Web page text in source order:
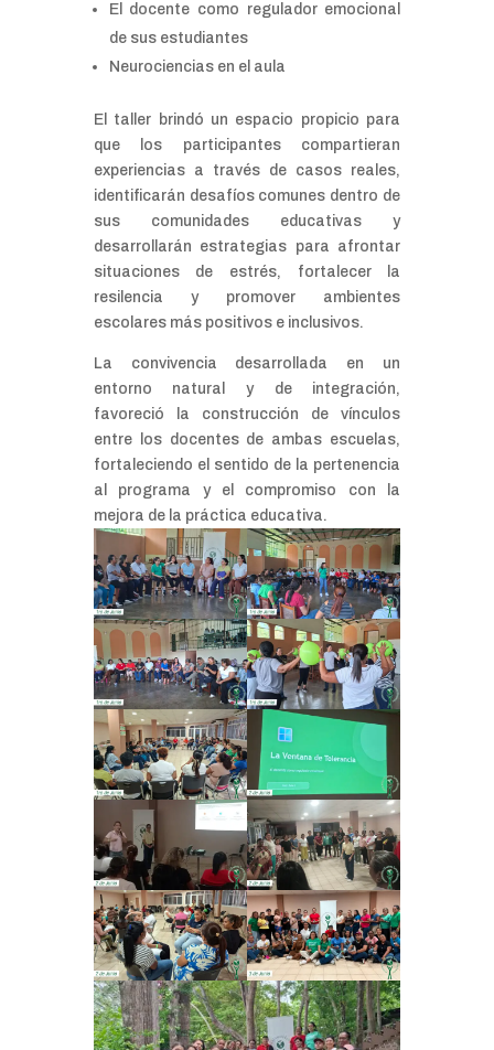
El docente como regulador emocional
de sus estudiantes
Neurociencias en el aula
El taller brindó un espacio propicio para
que los participantes compartieran
experiencias a través de casos reales,
identificarán desafíos comunes dentro de
sus comunidades educativas y
desarrollarán estrategias para afrontar
situaciones de estrés, fortalecer la
resilencia y promover ambientes
escolares más positivos e inclusivos.
La convivencia desarrollada en un
entorno natural y de integración,
favoreció la construcción de vínculos
entre los docentes de ambas escuelas,
fortaleciendo el sentido de la pertenencia
al programa y el compromiso con la
mejora de la práctica educativa.